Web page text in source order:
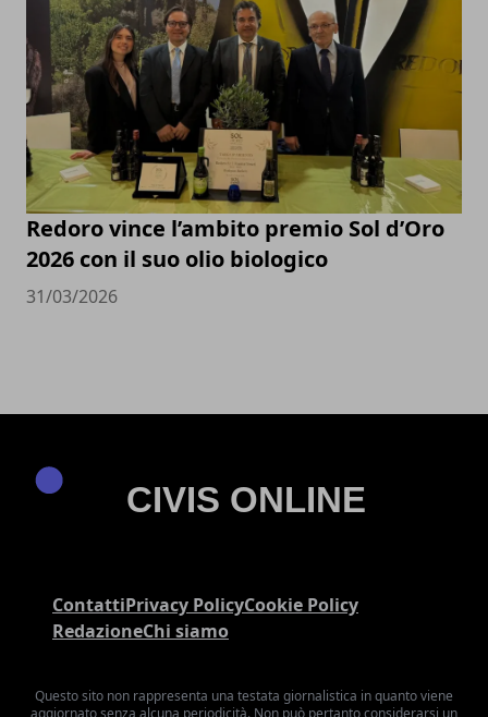
Redoro vince l’ambito premio Sol d’Oro
2026 con il suo olio biologico
31/03/2026
ContattiPrivacy PolicyCookie Policy
RedazioneChi siamo
Questo sito non rappresenta una testata giornalistica in quanto viene